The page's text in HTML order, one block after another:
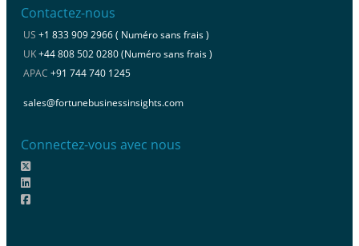
Contactez-nous
US +1 833 909 2966 ( Numéro sans frais )
UK+44 808 502 0280 (Numéro sans frais )
APAC +91 744 740 1245
sales@fortunebusinessinsights.com
Connectez-vous avec nous